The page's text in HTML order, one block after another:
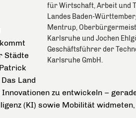
für Wirtschaft, Arbeit und
Landes Baden-
Mentrup,
Karlsruhe und Jochen
Geschäftsführer der
Karlsruhe GmbH.
Städte
Land
zu entwickeln –
(KI) sowie Mobilität widmeten,